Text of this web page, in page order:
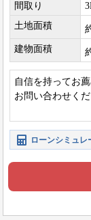
間取り
土地面積
建物面積
自信を持ってお
お問い合わせくだ
ローンシミュレ